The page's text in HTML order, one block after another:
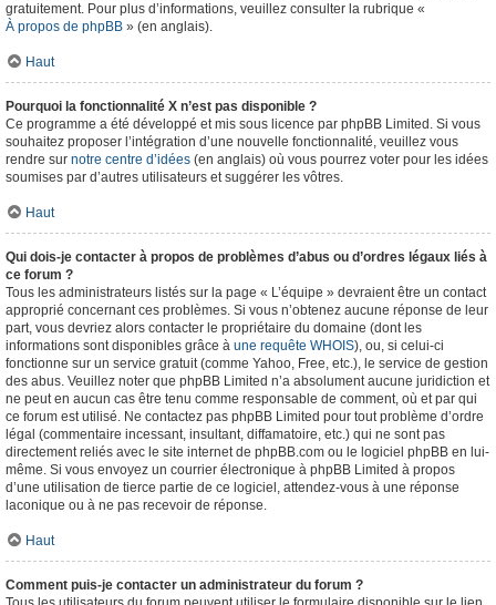
gratuitement. Pour plus d’informations, veuillez consulter la rubrique «
À propos de phpBB » (en anglais).
Haut
Pourquoi la fonctionnalité X n’est pas disponible ?
Ce programme a été développé et mis sous licence par phpBB Limited. Si vous
souhaitez proposer l’intégration d’une nouvelle fonctionnalité, veuillez vous
rendre sur notre centre d’idées (en anglais) où vous pourrez voter pour les idées
soumises par d’autres utilisateurs et suggérer les vôtres.
Haut
Qui dois-je contacter à propos de problèmes d’abus ou d’ordres légaux liés à
ce forum ?
Tous les administrateurs listés sur la page « L’équipe » devraient être un contact
approprié concernant ces problèmes. Si vous n’obtenez aucune réponse de leur
part, vous devriez alors contacter le propriétaire du domaine (dont les
informations sont disponibles grâce à une requête WHOIS), ou, si celui-ci
fonctionne sur un service gratuit (comme Yahoo, Free, etc.), le service de gestion
des abus. Veuillez noter que phpBB Limited n’a absolument aucune juridiction et
ne peut en aucun cas être tenu comme responsable de comment, où et par qui
ce forum est utilisé. Ne contactez pas phpBB Limited pour tout problème d’ordre
légal (commentaire incessant, insultant, diffamatoire, etc.) qui ne sont pas
directement reliés avec le site internet de phpBB.com ou le logiciel phpBB en lui-
même. Si vous envoyez un courrier électronique à phpBB Limited à propos
d’une utilisation de tierce partie de ce logiciel, attendez-vous à une réponse
laconique ou à ne pas recevoir de réponse.
Haut
Comment puis-je contacter un administrateur du forum ?